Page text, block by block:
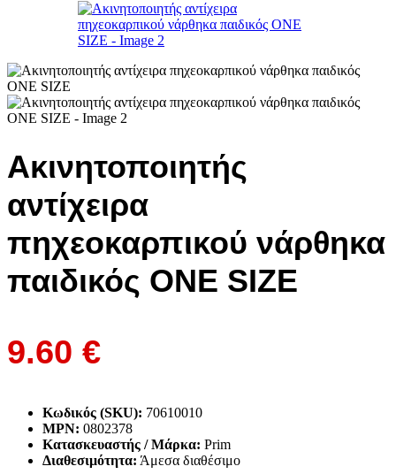
Ακινητοποιητής
αντίχειρα
πηχεοκαρπικού νάρθηκα
παιδικός ONE SIZE
9.60 €
Κωδικός (SKU): 70610010
MPN: 0802378
Κατασκευαστής / Μάρκα: Prim
Διαθεσιμότητα: Άμεσα διαθέσιμο